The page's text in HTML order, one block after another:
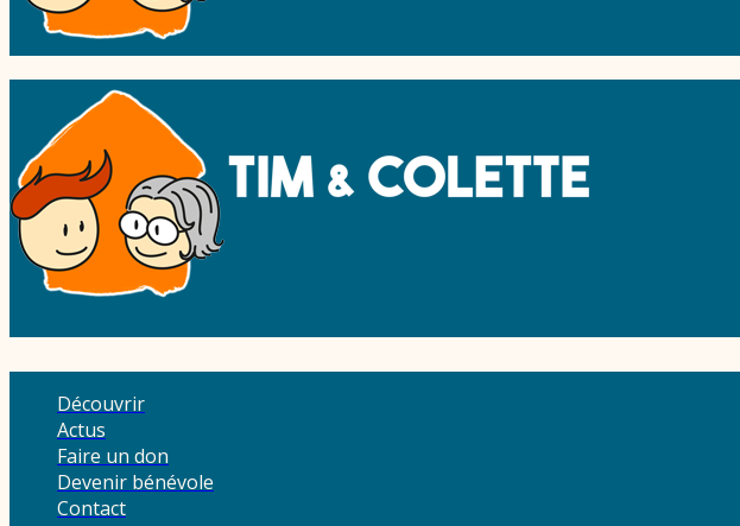
Découvrir
Actus
Faire un don
Devenir bénévole
Contact